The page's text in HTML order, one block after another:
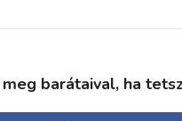
meg barátaival, ha